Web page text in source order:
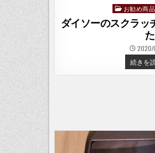
Posted
in
お勧め商品
ダイソーのスクラッ
た
続きを